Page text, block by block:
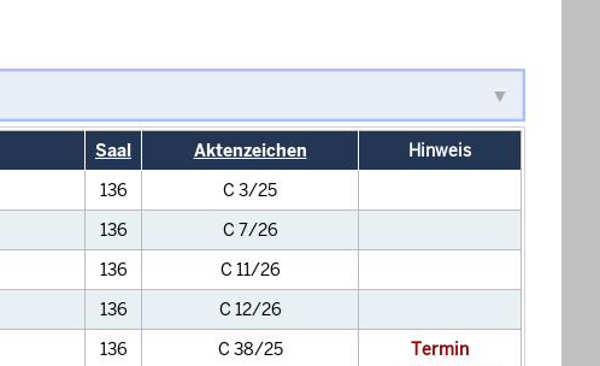
Saal Aktenzeichen
Hinweis
136
C 3/25
136
C 7/26
136
C 11/26
136
C 12/26
136 C 38/25
Termin